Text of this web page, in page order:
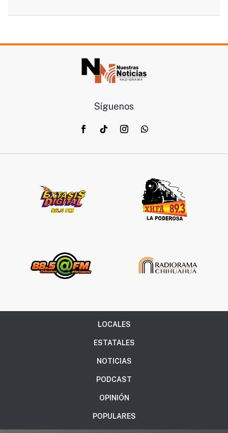
Síguenos
LOCALES
ESTATALES
NOTICIAS
PODCAST
OPINIÓN
POPULARES